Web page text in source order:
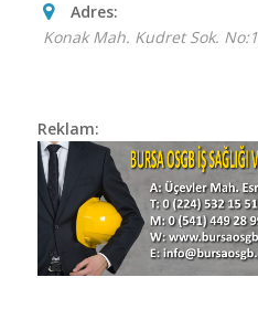
Adres:
Konak Mah. Kudret Sok.
Reklam:
BİZİMLE